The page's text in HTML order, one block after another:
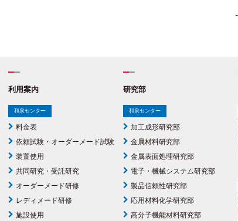
利用案内
和泉センター
料金表
依頼試験・オーダーメード試験
装置使用
共同研究・受託研究
オーダーメード研修
レディメード研修
施設使用
研究部
和泉センター
加工成形研究部
金属材料研究部
金属表面処理研究部
電子・機械システム研究部
製品信頼性研究部
応用材料化学研究部
高分子機能材料研究部